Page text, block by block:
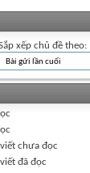
xếp chủ đề theo:
chưa đọc
đã đọc